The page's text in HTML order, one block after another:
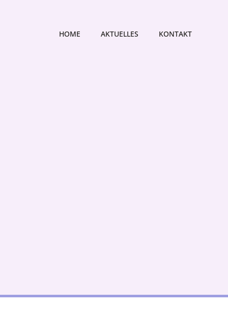
HOME AKTUELLES KONTAKT